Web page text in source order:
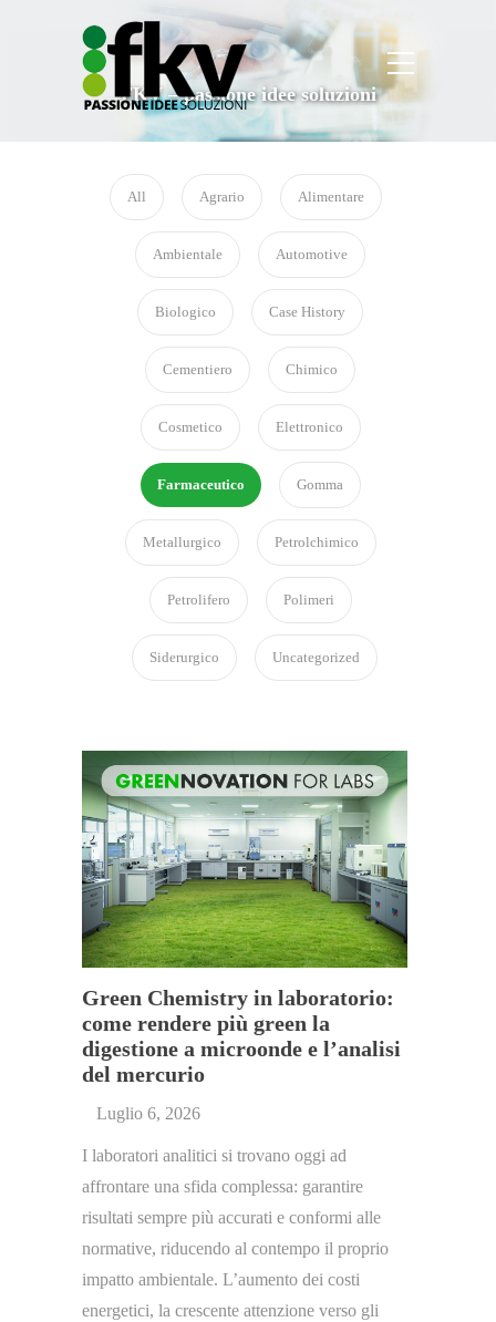
FKV – passione idee soluzioni
All Agrario Alimentare
Ambientale Automotive
Biologico Case History
Cementiero Chimico
Cosmetico Elettronico
Farmaceutico Gomma
Metallurgico Petrolchimico
Petrolifero Polimeri
Siderurgico Uncategorized
Green Chemistry in laboratorio:
come rendere più green la
digestione a microonde e l’analisi
del mercurio
Luglio 6, 2026
I laboratori analitici si trovano oggi ad
affrontare una sfida complessa: garantire
risultati sempre più accurati e conformi alle
normative, riducendo al contempo il proprio
impatto ambientale. L’aumento dei costi
energetici, la crescente attenzione verso gli